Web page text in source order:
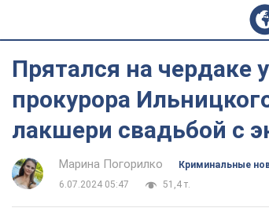
Прятался на чердаке
прокурора
лакшери свадьбой с
Марина Погорилко
Криминальные
6.07.2024 05:47
51,4 т.